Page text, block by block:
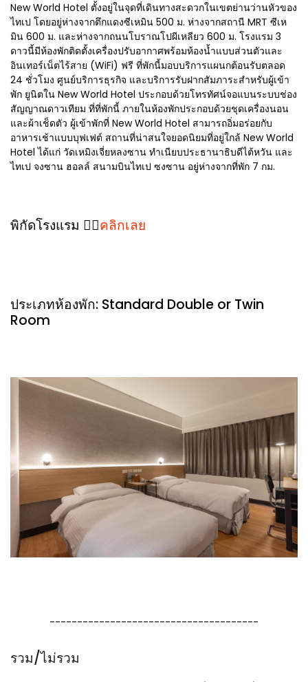
New World Hotel ตั้งอยู่ในจุดที่เดินทางสะดวกในเขตย่านว่านหัวของ
ไทเป โดยอยู่ห่างจากตึกแดงซีเหมิน 500 ม. ห่างจากสถานี MRT ซีเห
มิน 600 ม. และห่างจากถนนโบราณโปผีเหลียว 600 ม. โรงแรม 3
ดาวนี้มีห้องพักติดตั้งเครื่องปรับอากาศพร้อมห้องน้ำแบบส่วนตัวและ
อินเทอร์เน็ตไร้สาย (WiFi) ฟรี ที่พักนี้มอบบริการแผนกต้อนรับตลอด
24 ชั่วโมง ศูนย์บริการธุรกิจ และบริการรับฝากสัมภาระสำหรับผู้เข้า
พัก ยูนิตใน New World Hotel ประกอบด้วยโทรทัศน์จอแบนระบบช่อง
สัญญาณดาวเทียม ที่ที่พักนี้ ภายในห้องพักประกอบด้วยชุดเครื่องนอน
และผ้าเช็ดตัว ผู้เข้าพักที่ New World Hotel สามารถอิ่มอร่อยกับ
อาหารเช้าแบบบุฟเฟต์ สถานที่น่าสนใจยอดนิยมที่อยู่ใกล้ New World
Hotel ได้แก่ วัดเหมิงเจี่ยหลงซาน ทำเนียบประธานาธิบดีไต้หวัน และ
ไทเป จงซาน ฮอลล์ สนามบินไทเป ซงซาน อยู่ห่างจากที่พัก 7 กม.
พิกัดโรงแรม 👉🏻คลิกเลย
ประเภทห้องพัก: Standard Double or Twin
Room
--------------------------------------
รวม/ไม่รวม